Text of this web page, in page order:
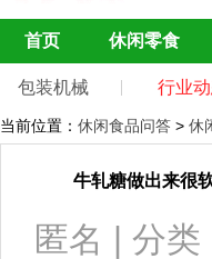
首页 休闲零食
包装机械 行业
当前位置： 休闲食品问答 > 休
牛轧糖做出来很
匿名 | 分